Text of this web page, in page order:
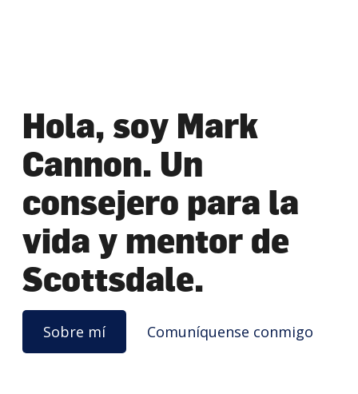
Hola, soy Mark
Cannon. Un
consejero para la
vida y mentor de
Scottsdale.
Sobre mí Comuníquense conmigo